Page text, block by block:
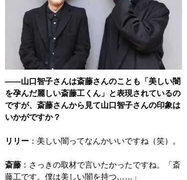
――山口智子さんは斎藤さんのことも「美しい闇
を孕んだ麗しい斎藤工くん」と表現されているの
ですが、斎藤さんから見て山口智子さんの印象は
いかがですか？
リリー ：美しい闇ってなんかいいですね（笑）。
斎藤 ：さっきの取材で言いたかったですね。「斎
藤工です。僕は美しい闇を持つ……」